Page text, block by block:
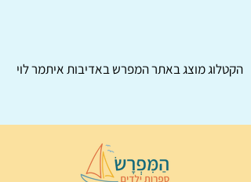
הקטלוג מוצג באתרהמפרשבאדיבות איתמר לוי